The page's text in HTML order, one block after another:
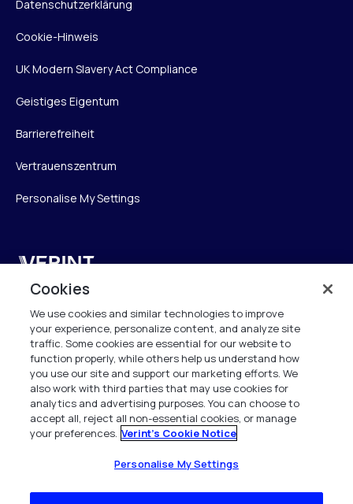
Datenschutzerklärung
Cookie-Hinweis
UK Modern Slavery Act Compliance
Geistiges Eigentum
Barrierefreiheit
Vertrauenszentrum
Personalise My Settings
Verint
Verint Systems GmbH
Ziegelteich 29
24103 Kiel
info.de@verint.com
+491733165824
Alle Rechte vorbehalten. 2026
Cookies
We use cookies and similar technologies to improve
your experience, personalize content, and analyze site
traffic. Some cookies are essential for our website to
function properly, while others help us understand how
you use our site and support our marketing efforts. We
also work with third parties that may use cookies for
analytics and advertising purposes. You can choose to
accept all, reject all non-essential cookies, or manage
your preferences. Verint's Cookie Notice
Personalise My Settings